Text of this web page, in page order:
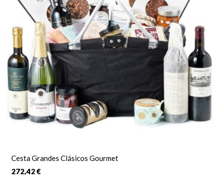
Cesta Grandes Clásicos Gourmet
272,42 €